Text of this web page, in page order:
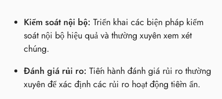
Kiểm soát nội bộ: Triển khai các biện pháp kiểm
soát nội bộ hiệu quả và thường xuyên xem xét
chúng.
Đánh giá rủi ro: Tiến hành đánh giá rủi ro thường
xuyên để xác định các rủi ro hoạt động tiềm ẩn.